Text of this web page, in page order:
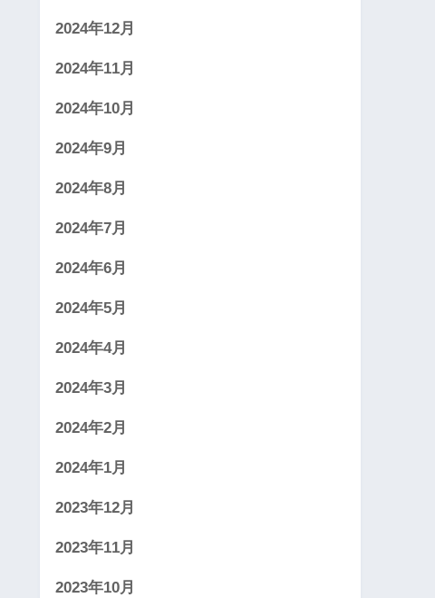
2024年12月
2024年11月
2024年10月
2024年9月
2024年8月
2024年7月
2024年6月
2024年5月
2024年4月
2024年3月
2024年2月
2024年1月
2023年12月
2023年11月
2023年10月